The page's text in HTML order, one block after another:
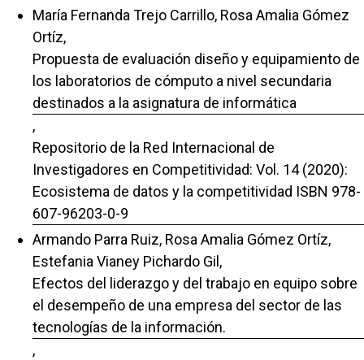
María Fernanda Trejo Carrillo, Rosa Amalia Gómez
Ortíz,
Propuesta de evaluación diseño y equipamiento de
los laboratorios de cómputo a nivel secundaria
destinados a la asignatura de informática
,
Repositorio de la Red Internacional de
Investigadores en Competitividad: Vol. 14 (2020):
Ecosistema de datos y la competitividad ISBN 978-
607-96203-0-9
Armando Parra Ruiz, Rosa Amalia Gómez Ortíz,
Estefania Vianey Pichardo Gil,
Efectos del liderazgo y del trabajo en equipo sobre
el desempeño de una empresa del sector de las
tecnologías de la información.
,